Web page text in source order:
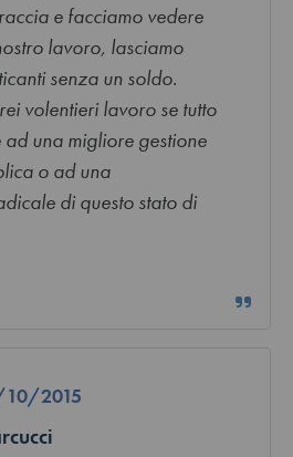
e facciamo vedere
lavoro, lasciamo
senza un soldo.
volentieri lavoro se tutto
ad una migliore gestione
o ad una
di questo stato di
2015